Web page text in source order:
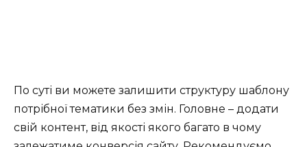
По суті ви можете залишити структуру шаблону
потрібної тематики без змін. Головне – додати
свій контент, від якості якого багато в чому